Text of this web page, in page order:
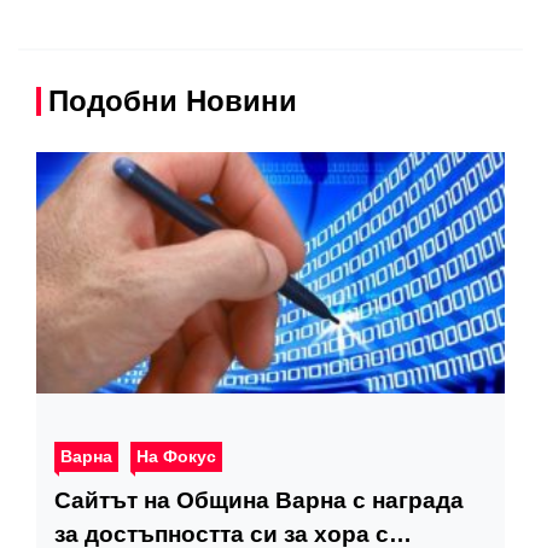
Подобни Новини
Варна На Фокус
Сайтът на Община Варна с награда
за достъпността си за хора с